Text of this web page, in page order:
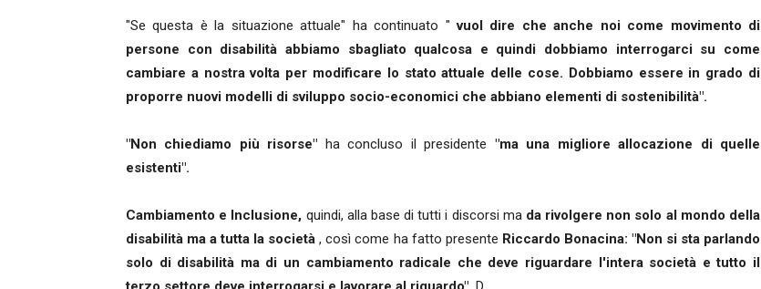
"Se questa è la situazione attuale" ha continuato " vuol dire che anche noi come movimento di
persone con disabilità abbiamo sbagliato qualcosa e quindi dobbiamo interrogarci su come
cambiare a nostra volta per modificare lo stato attuale delle cose. Dobbiamo essere in grado di
proporre nuovi modelli di sviluppo socio-economici che abbiano elementi di sostenibilità".
"Non chiediamo più risorse" ha concluso il presidente "ma una migliore allocazione di quelle
esistenti".
Cambiamento e Inclusione, quindi, alla base di tutti i discorsi ma da rivolgere non solo al mondo della
disabilità ma a tutta la società , così come ha fatto presente Riccardo Bonacina: "Non si sta parlando
solo di disabilità ma di un cambiamento radicale che deve riguardare l'intera società e tutto il